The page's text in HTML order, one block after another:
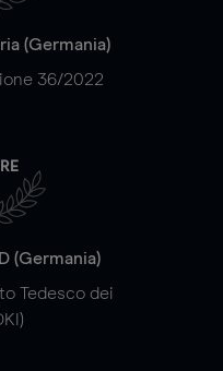
(Germania)
36/2022
(Germania)
Tedesco dei